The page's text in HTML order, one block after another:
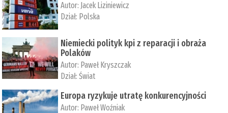
Autor: Jacek Liziniewicz
Dział: Polska
Niemiecki polityk kpi z reparacji i obraża
Polaków
Autor: Paweł Kryszczak
Dział:Świat
Europa ryzykuje utratę konkurencyjności
Autor: Paweł Woźniak